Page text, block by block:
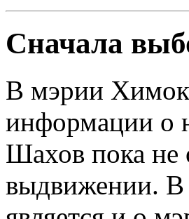
Сначала
В мэрии
информации о
Шахов пока не
выдвижении. В